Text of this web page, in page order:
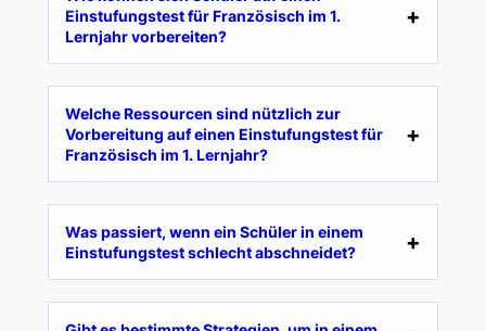
Einstufungstest für Französisch im 1.
Lernjahr vorbereiten?
Welche Ressourcen sind nützlich zur
Vorbereitung auf einen Einstufungstest für
Französisch im 1. Lernjahr?
Was passiert, wenn ein Schüler in einem
Einstufungstest schlecht abschneidet?